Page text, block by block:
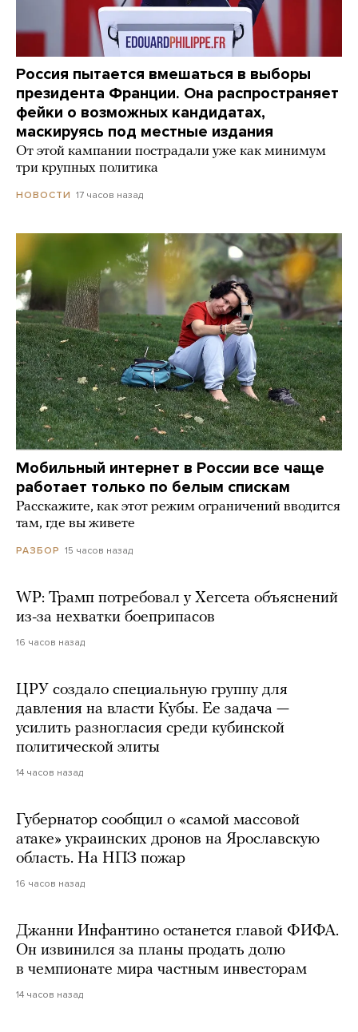
Россия пытается вмешаться в выборы
президента Франции. Она распространяет
фейки о возможных кандидатах,
маскируясь под местные издания
От этой кампании пострадали уже как минимум
три крупных политика
НОВОСТИ 17 часов назад
Мобильный интернет в России все чаще
работает только по белым спискам
Расскажите, как этот режим ограничений вводится
там, где вы живете
РАЗБОР 15 часов назад
WP: Трамп потребовал у Хегсета объяснений
из-за нехватки боеприпасов
16 часов назад
ЦРУ создало специальную группу для
давления на власти Кубы. Ее задача —
усилить разногласия среди кубинской
политической элиты
14 часов назад
Губернатор сообщил о «самой массовой
атаке» украинских дронов на Ярославскую
область. На НПЗ пожар
16 часов назад
Джанни Инфантино останется главой ФИФА.
Он извинился за планы продать долю
в чемпионате мира частным инвесторам
14 часов назад